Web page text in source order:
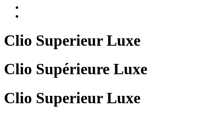
Clio Superieur Luxe
Clio Supérieure Luxe
Clio Superieur Luxe